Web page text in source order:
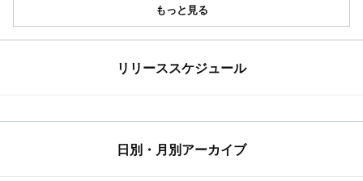
もっと見る
リリーススケジュール
日別・月別アーカイブ